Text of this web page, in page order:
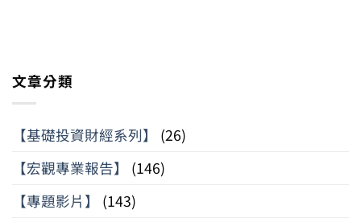
文章分類
【基礎投資財經系列】
(26)
【宏觀專業報告】
(146)
【專題影片】
(143)